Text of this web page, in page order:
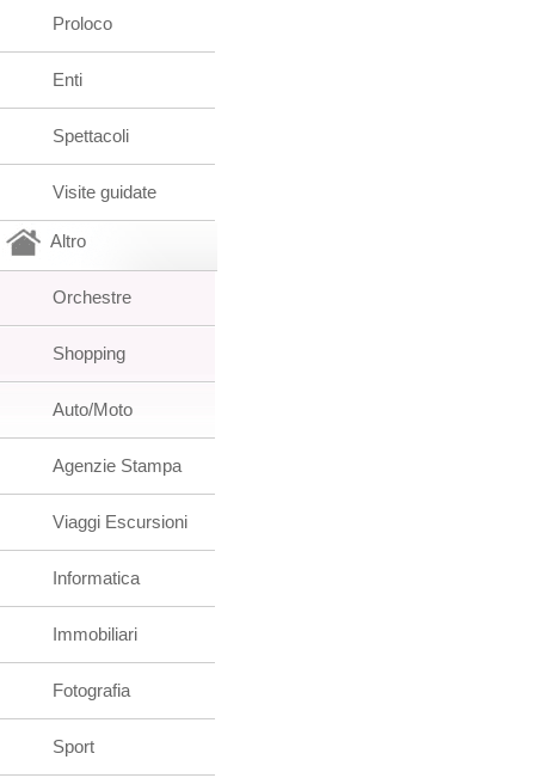
Proloco
Enti
Spettacoli
Visite guidate
Altro
Orchestre
Shopping
Auto/Moto
Agenzie Stampa
Viaggi Escursioni
Informatica
Immobiliari
Fotografia
Sport